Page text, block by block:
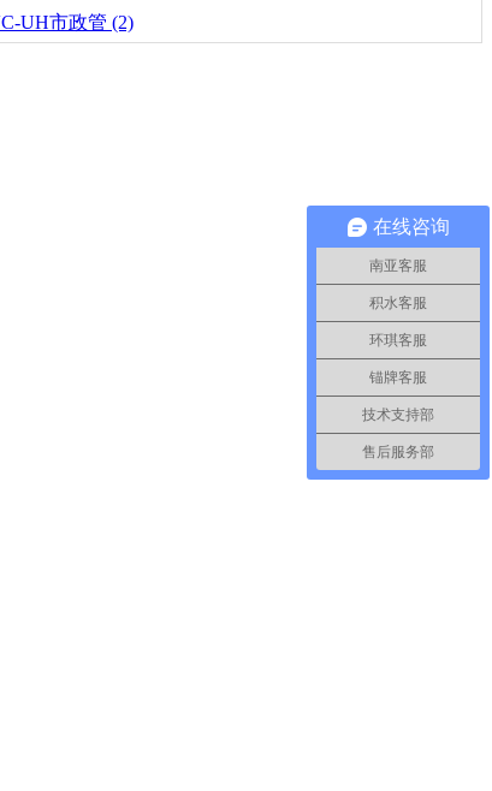
UH市政管 (2)
在线咨询
南亚客服
积水客服
环琪客服
锚牌客服
技术支持部
售后服务部